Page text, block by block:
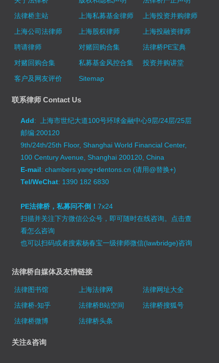
法律桥主站
上海私募基金律师
上海投资并购律师
上海公司法律师
上海股权律师
上海投融资律师
聘请律师
对赌回购合集
法律桥PE宝典
对赌回购合集
私募基金风控合集
投资并购讲堂
客户及网友评价
Sitemap
联系律师 Contact Us
Add: 上海市世纪大道100号环球金融中心9层/24层/25层
邮编:200120
9th/24th/25th Floor, Shanghai World Financial Center,
100 Century Avenue, Shanghai 200120, China
E-mail: chambers.yang+dentons.cn (请用@替换+)
Tel/WeChat: 1390 182 6830
PE法律桥，私募问不倒！7x24
扫描并关注下方微信公众号，即可随时在线咨询。 点击查
看怎么咨询
也可以扫码或者搜索杨春宝一级律师微信(lawbridge)咨询
法律桥自媒体及友情链接
法律图书馆 上海法律网
法律网址大全
法律桥-知乎
法律桥B站空间
法律桥搜狐号
法律桥微博
法律桥头条
关注&咨询